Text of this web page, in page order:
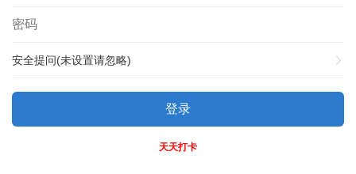
安全提问(未设置请忽略)
登录
天天打卡